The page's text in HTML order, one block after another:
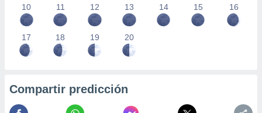
10 11 12 13 14 15 16
17 18 19 20
Compartir predicción